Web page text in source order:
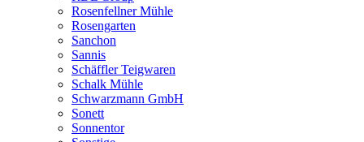
Rosenfellner Mühle
Rosengarten
Sanchon
Sannis
Schäffler Teigwaren
Schalk Mühle
Schwarzmann GmbH
Sonett
Sonnentor